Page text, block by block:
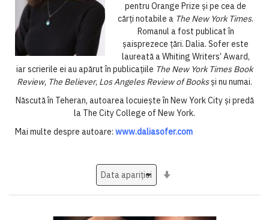
pentru Orange Prize și pe cea de
cărți notabile a The New York Times.
Romanul a fost publicat în
șaisprezece țări. Dalia. Sofer este
laureată a Whiting Writers’ Award,
iar scrierile ei au apărut în publicațiile The New York Times Book
Review, The Believer, Los Angeles Review of Booksși nu numai.
Născută în Teheran, autoarea locuiește în New York City și predă
la The City College of New York.
Mai multe despre autoare: www.daliasofer.com